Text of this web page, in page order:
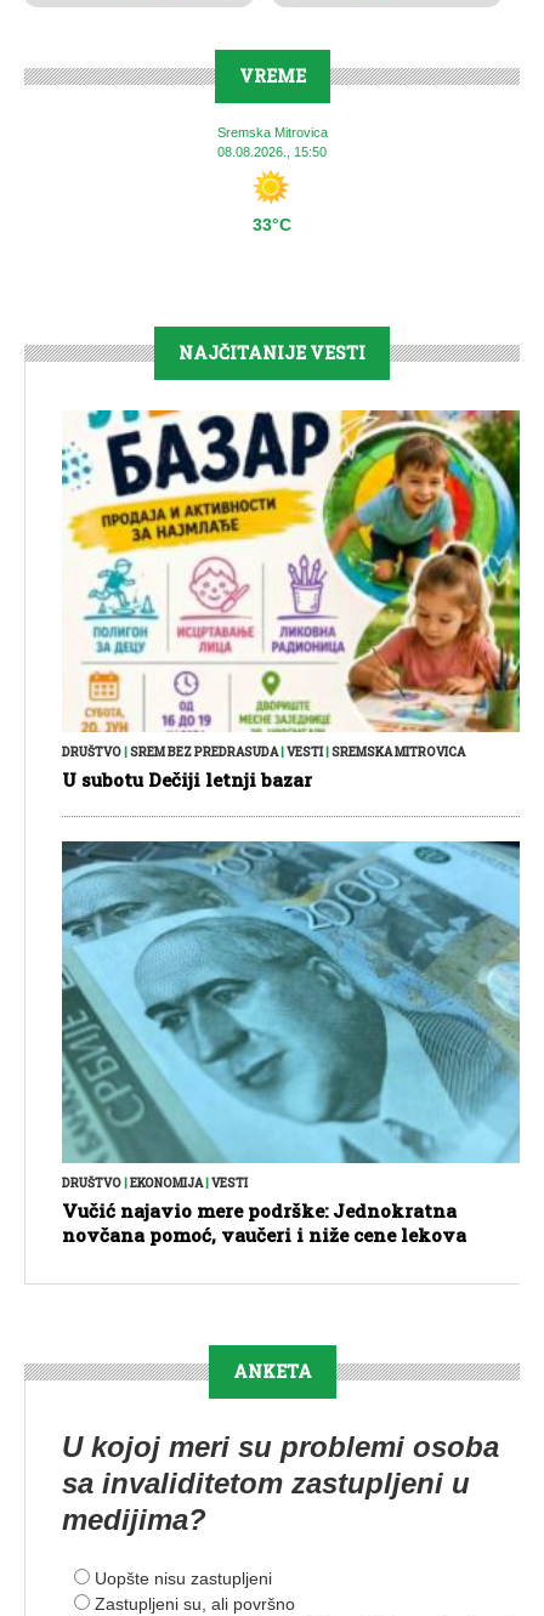
VREME
Sremska Mitrovica
08.08.2026., 15:50
33°C
NAJČITANIJE VESTI
DRUŠTVO SREM BEZ PREDRASUDA| VESTI| SREMSKA MITROVICA
U subotu Dečiji letnji bazar
DRUŠTVO EKONOMIJA| VESTI
Vučić najavio mere podrške: Jednokratna
novčana pomoć, vaučeri i niže cene lekova
ANKETA
U kojoj meri su problemi osoba
sa invaliditetom zastupljeni u
medijima?
Uopšte nisu zastupljeni
Zastupljeni su, ali površno